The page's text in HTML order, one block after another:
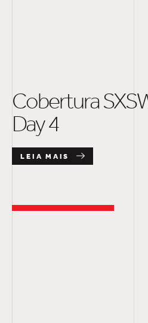
Cobertura
Day 4
LEIA MAIS